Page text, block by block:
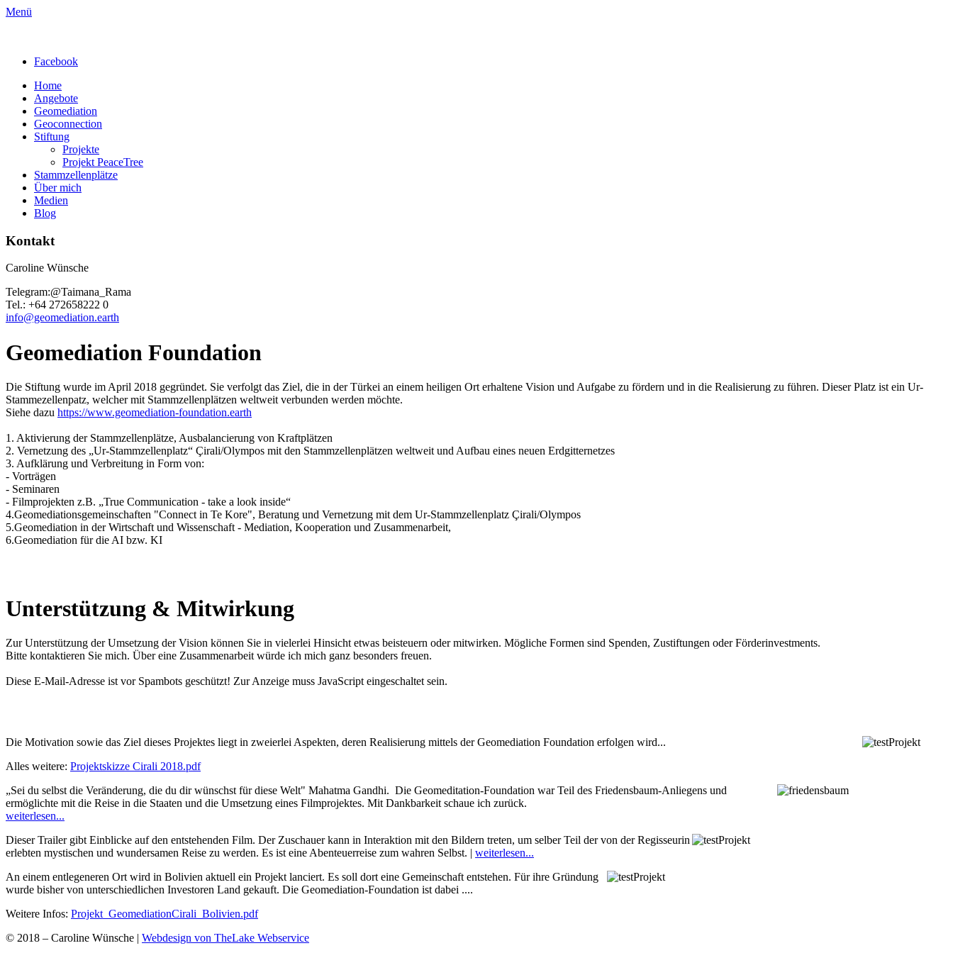
Menü
Facebook
Home
Angebote
Geomediation
Geoconnection
Stiftung
Projekte
Projekt PeaceTree
Stammzellenplätze
Über mich
Medien
Blog
Kontakt
Caroline Wünsche
Telegram:@Taimana_Rama
Tel.: +64 272658222 0
info@geomediation.earth
Geomediation Foundation
Die Stiftung wurde im April 2018 gegründet. Sie verfolgt das Ziel, die in der Türkei an einem heiligen Ort erhaltene Vision und Aufgabe zu fördern und in die Realisierung zu führen. Dieser Platz ist ein Ur-
Stammezellenpatz, welcher mit Stammzellenplätzen weltweit verbunden werden möchte.
Siehe dazu https://www.geomediation-foundation.earth
1. Aktivierung der Stammzellenplätze, Ausbalancierung von Kraftplätzen
2. Vernetzung des „Ur-Stammzellenplatz“ Çirali/Olympos mit den Stammzellenplätzen weltweit und Aufbau eines neuen Erdgitternetzes
3. Aufklärung und Verbreitung in Form von:
- Vorträgen
- Seminaren
- Filmprojekten z.B. „True Communication - take a look inside“
4.Geomediationsgemeinschaften "Connect in Te Kore", Beratung und Vernetzung mit dem Ur-Stammzellenplatz Çirali/Olympos
5.Geomediation in der Wirtschaft und Wissenschaft - Mediation, Kooperation und Zusammenarbeit,
6.Geomediation für die AI bzw. KI
Unterstützung & Mitwirkung
Zur Unterstützung der Umsetzung der Vision können Sie in vielerlei Hinsicht etwas beisteuern oder mitwirken. Mögliche Formen sind Spenden, Zustiftungen oder Förderinvestments.
Bitte kontaktieren Sie mich. Über eine Zusammenarbeit würde ich mich ganz besonders freuen.
Diese E-Mail-Adresse ist vor Spambots geschützt! Zur Anzeige muss JavaScript eingeschaltet sein.
Die Motivation sowie das Ziel dieses Projektes liegt in zweierlei Aspekten, deren Realisierung mittels der Geomediation Foundation erfolgen wird...
Alles weitere: Projektskizze Cirali 2018.pdf
„Sei du selbst die Veränderung, die du dir wünschst für diese Welt" Mahatma Gandhi. Die Geomeditation-Foundation war Teil des Friedensbaum-Anliegens und
ermöglichte mit die Reise in die Staaten und die Umsetzung eines Filmprojektes. Mit Dankbarkeit schaue ich zurück.
weiterlesen...
Dieser Trailer gibt Einblicke auf den entstehenden Film. Der Zuschauer kann in Interaktion mit den Bildern treten, um selber Teil der von der Regisseurin
erlebten mystischen und wundersamen Reise zu werden. Es ist eine Abenteuerreise zum wahren Selbst. | weiterlesen...
An einem entlegeneren Ort wird in Bolivien aktuell ein Projekt lanciert. Es soll dort eine Gemeinschaft entstehen. Für ihre Gründung
wurde bisher von unterschiedlichen Investoren Land gekauft. Die Geomediation-Foundation ist dabei ....
Weitere Infos: Projekt_GeomediationCirali_Bolivien.pdf
© 2018 – Caroline Wünsche | Webdesign von TheLake Webservice